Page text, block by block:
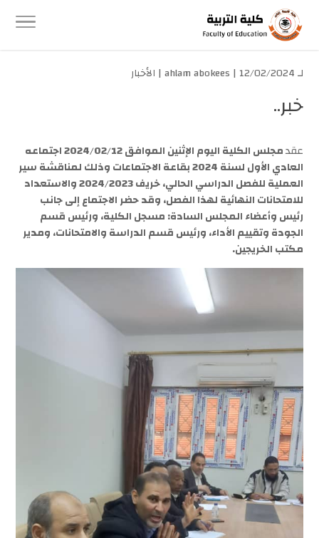
لـ ahlam abokees | 12/02/2024 | الأخبار
خبر..
عقد
مجلس الكلية اليوم الإثنين الموافق 2024/02/12 اجتماعه
العادي الأول لسنة 2024 بقاعة الاجتماعات وذلك لمناقشة سير
العملية للفصل الدراسي الحالي، خريف 2024/2023 والاستعداد
للامتحانات النهائية لهذا الفصل، وقد حضر الاجتماع إلى جانب
رئيس وأعضاء المجلس السادة: مسجل الكلية، ورئيس قسم
الجودة وتقييم الأداء، ورئيس قسم الدراسة والامتحانات، ومدير
مكتب الخريجين.